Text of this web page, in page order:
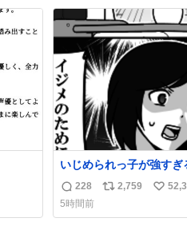
数
ス
ト
数
ね
数
いじめられっ子が強すぎ
返
信
228
リ
2,759
い
5時間前